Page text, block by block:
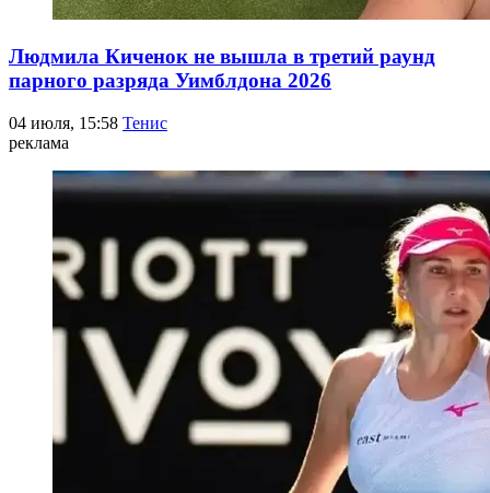
Людмила Киченок не вышла в третий раунд
парного разряда Уимблдона 2026
04 июля, 15:58 Тенис
реклама